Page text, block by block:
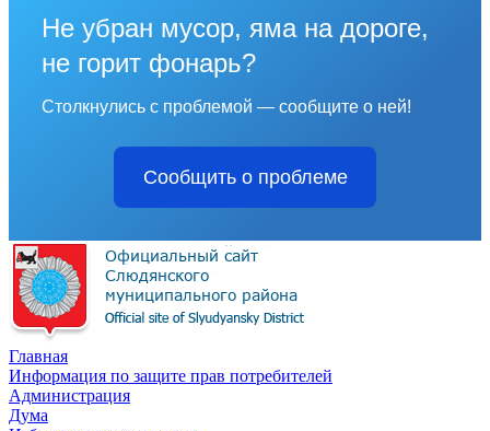
Не убран мусор, яма на дороге,
не горит фонарь?
Столкнулись с проблемой — сообщите о ней!
Сообщить о проблеме
Главная
Информация по защите прав потребителей
Администрация
Дума